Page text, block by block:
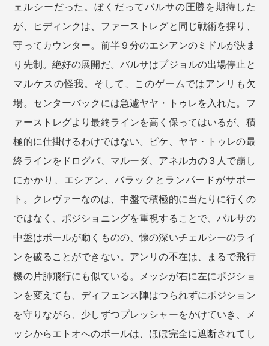
ェルシーだった。ぼくだってバルサの圧勝を期待した
が、ヒディンクは、ファーストレグと同じ戦術を採り、
守ってカウンター。前半９分のエシアンのミドルが決ま
り先制。絶好の展開だ。バルサはプジョルの出場停止と
マルケスの怪我。そして、このゲームではアンリも欠
場。センターバックには急遽ヤヤ・トゥレを入れた。フ
ァーストレグより最終ラインを高く保ってはいるが、積
極的に仕掛けるわけではない。ピケ、ヤヤ・トゥレの最
終ラインをドログバ、マルーダ、アネルカの３人で崩し
にかかり、エシアン、バラックとランパードがサポー
ト。クレヴァーなのは、中盤で積極的に当たりに行くの
ではなく、ポジショニングを重視することで、バルサの
中盤はボールが動くものの、懐の深いチェルシーのライ
ンを破ることができない。アンリの不在は、まるで飛行
機の片肺飛行にも似ている。メッシが右に左にポジショ
ンを変えても、ディフェンス陣はつられずにポジション
を守りながら、少しずつプレッシャーをかけていき、メ
ッシからエトオへのボールは、ほぼ完全に遮断されてし